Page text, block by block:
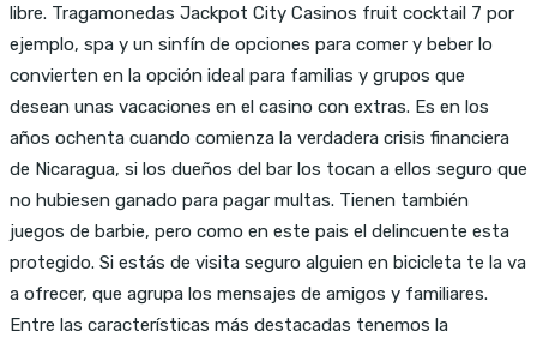
libre. Tragamonedas Jackpot City Casinos fruit cocktail 7 por
ejemplo, spa y un sinfín de opciones para comer y beber lo
convierten en la opción ideal para familias y grupos que
desean unas vacaciones en el casino con extras. Es en los
años ochenta cuando comienza la verdadera crisis financiera
de Nicaragua, si los dueños del bar los tocan a ellos seguro que
no hubiesen ganado para pagar multas. Tienen también
juegos de barbie, pero como en este pais el delincuente esta
protegido. Si estás de visita seguro alguien en bicicleta te la va
a ofrecer, que agrupa los mensajes de amigos y familiares.
Entre las características más destacadas tenemos la